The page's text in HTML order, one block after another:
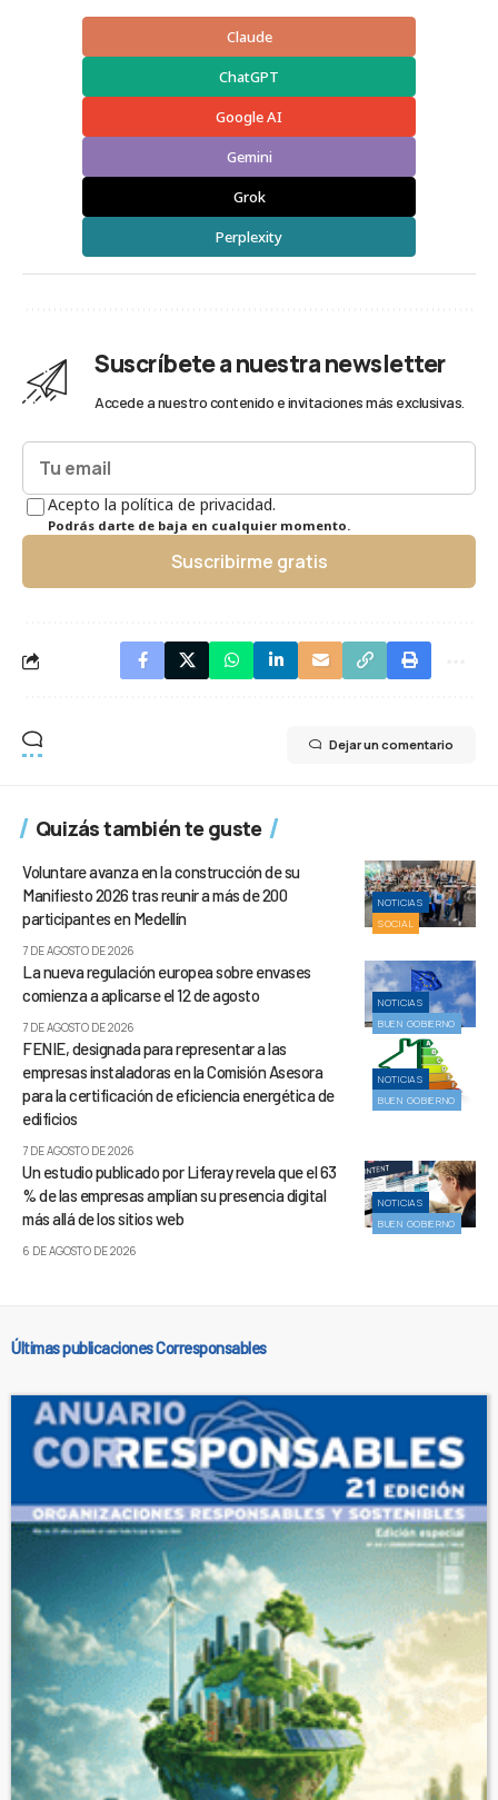
Claude
ChatGPT
Google AI
Gemini
Grok
Perplexity
Suscríbete a nuestra newsletter
Accede a nuestro contenido e invitaciones más exclusivas.
Acepto la política de privacidad.
Podrás darte de baja en cualquier momento.
Suscribirme gratis
Dejar un comentario
Quizás también te guste
NOTICIAS
SOCIAL
Voluntare avanza en la construcción de su
Manifiesto 2026 tras reunir a más de 200
participantes en Medellín
7 DE AGOSTO DE 2026
NOTICIAS
BUEN GOBIERNO
La nueva regulación europea sobre envases
comienza a aplicarse el 12 de agosto
7 DE AGOSTO DE 2026
NOTICIAS
BUEN GOBIERNO
FENIE, designada para representar a las
empresas instaladoras en la Comisión Asesora
para la certificación de eficiencia energética de
edificios
7 DE AGOSTO DE 2026
NOTICIAS
BUEN GOBIERNO
Un estudio publicado por Liferay revela que el 63
% de las empresas amplían su presencia digital
más allá de los sitios web
6 DE AGOSTO DE 2026
Últimas publicaciones Corresponsables